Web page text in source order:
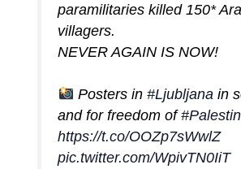
paramilitaries killed 150*
villagers.
NEVER AGAIN IS NOW!
Posters in#Ljubljana in
and for freedom of
https://t.co/OOZp7sWwlZ
pic.twitter.com/WpivTN0IiT